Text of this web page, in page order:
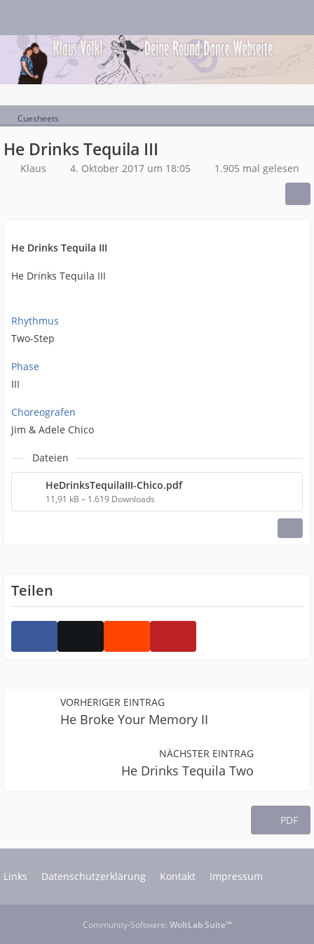
Cuesheets
He Drinks Tequila III
Klaus 4. Oktober 2017 um 18:05 1.905 mal gelesen
He Drinks Tequila III
He Drinks Tequila III
Rhythmus
Two-Step
Phase
III
Choreografen
Jim & Adele Chico
Dateien
HeDrinksTequilaIII-Chico.pdf
11,91 kB – 1.619 Downloads
Teilen
VORHERIGER EINTRAG
He Broke Your Memory II
NÄCHSTER EINTRAG
He Drinks Tequila Two
PDF
Links Datenschutzerklärung Kontakt Impressum
Community-Software: WoltLab Suite™